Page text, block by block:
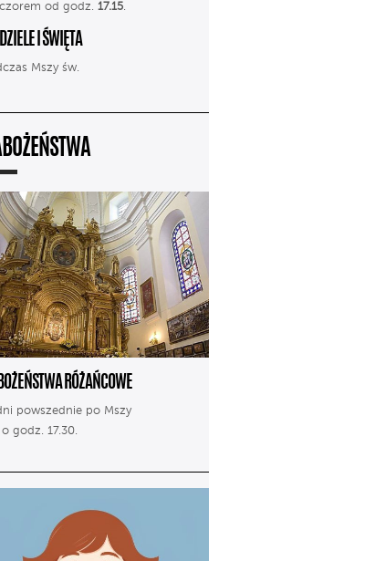
od godz. 17.15.
I ŚWIĘTA
Mszy św.
RÓŻAŃCOWE
powszednie po Mszy
godz. 17.30.